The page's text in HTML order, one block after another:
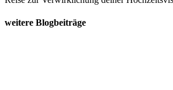
weitere Blogbeiträge